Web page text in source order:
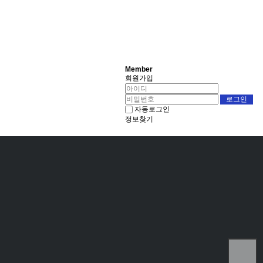
Member
회원가입
자동로그인
정보찾기